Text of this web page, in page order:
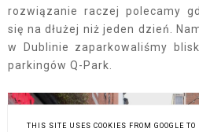
rozwiązanie raczej polecamy
się na dłużej niż jeden dzień.
w Dublinie zaparkowaliśmy
parkingów Q-Park.
THIS SITE USES COOKIES FROM GOOGLE